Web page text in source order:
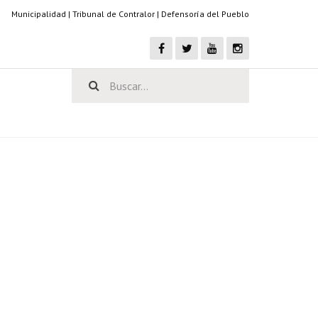
Municipalidad | Tribunal de Contralor | Defensoría del Pueblo